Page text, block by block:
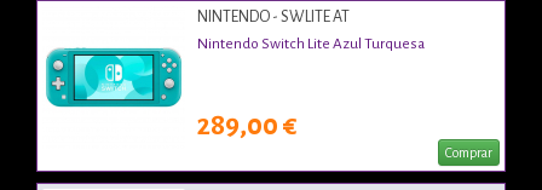
NINTENDO - SWLITE AT
Nintendo Switch Lite Azul Turquesa
289,00 €
Comprar